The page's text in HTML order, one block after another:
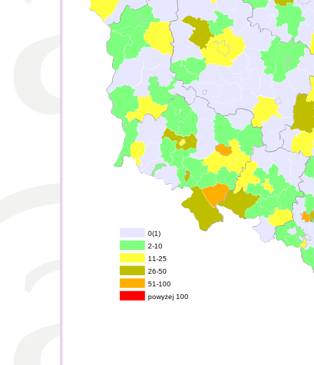
0(1)
2-10
11-25
26-50
51-100
powyżej 100